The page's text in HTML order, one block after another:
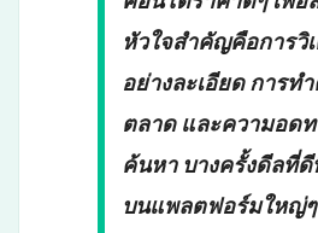
หัวใจสำคัญคือการวิ
อย่างละเอียด การท
ตลาด และความอด
ค้นหา บางครั้งดีลที่
บนแพลตฟอร์มใหญ่